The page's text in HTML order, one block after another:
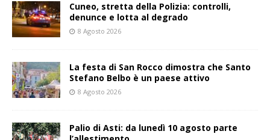
Cuneo, stretta della Polizia: controlli,
denunce e lotta al degrado
8 Agosto 2026
La festa di San Rocco dimostra che Santo
Stefano Belbo è un paese attivo
8 Agosto 2026
Palio di Asti: da lunedì 10 agosto parte